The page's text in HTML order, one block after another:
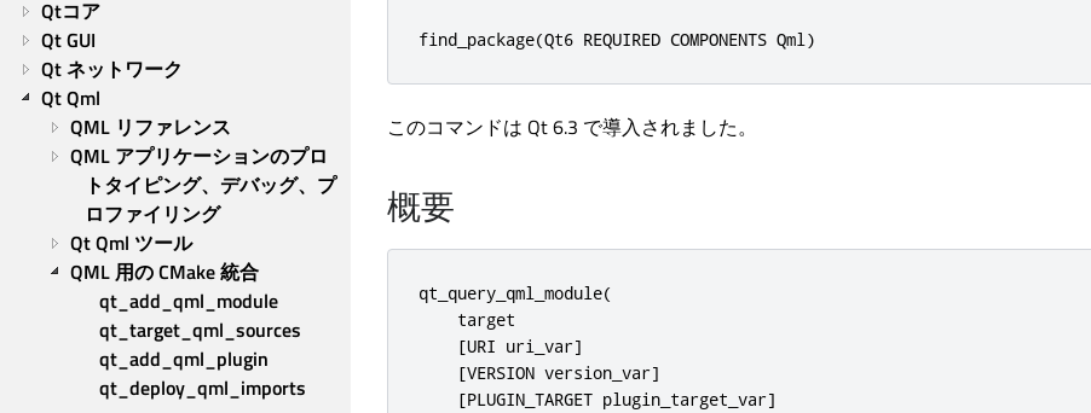
Qtコア
Qt GUI
Qt ネットワーク
Qt Qml
QML リファレンス
QML アプリケーションのプロ
トタイピング、デバッグ、プ
ロファイリング
Qt Qml ツール
QML 用の CMake 統合
qt_add_qml_module
qt_target_qml_sources
qt_add_qml_plugin
qt_deploy_qml_imports
find_package(Qt6 REQUIRED COMPONENTS Qml)
このコマンドは Qt 6.3 で導入されました。
概要
qt_query_qml_module(
    target
    [URI uri_var]
    [VERSION version_var]
    [PLUGIN_TARGET plugin_target_var]